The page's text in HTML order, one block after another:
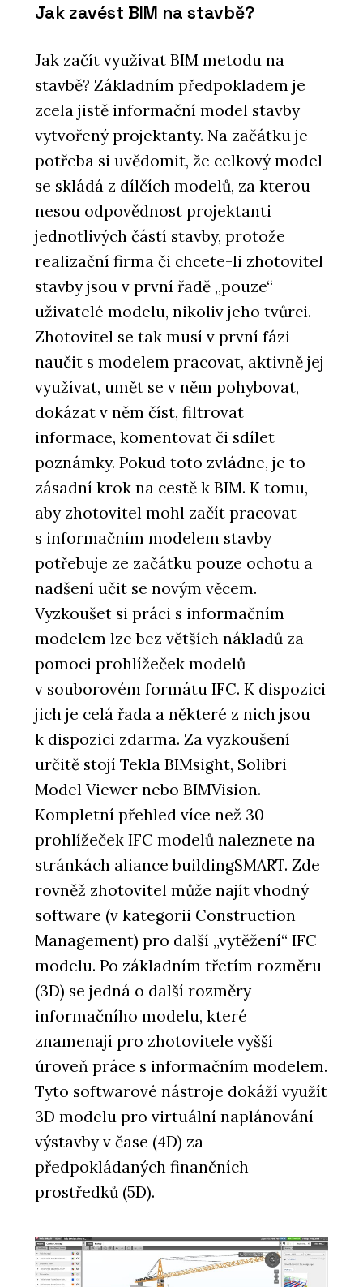
Jak zavést BIM na stavbě?
Jak začít využívat BIM metodu na
stavbě? Základním předpokladem je
zcela jistě informační model stavby
vytvořený projektanty. Na začátku je
potřeba si uvědomit, že celkový model
se skládá z dílčích modelů, za kterou
nesou odpovědnost projektanti
jednotlivých částí stavby, protože
realizační firma či chcete-li zhotovitel
stavby jsou v první řadě „pouze“
uživatelé modelu, nikoliv jeho tvůrci.
Zhotovitel se tak musí v první fázi
naučit s modelem pracovat, aktivně jej
využívat, umět se v něm pohybovat,
dokázat v něm číst, filtrovat
informace, komentovat či sdílet
poznámky. Pokud toto zvládne, je to
zásadní krok na cestě k BIM. K tomu,
aby zhotovitel mohl začít pracovat
s informačním modelem stavby
potřebuje ze začátku pouze ochotu a
nadšení učit se novým věcem.
Vyzkoušet si práci s informačním
modelem lze bez větších nákladů za
pomoci prohlížeček modelů
v souborovém formátu IFC. K dispozici
jich je celá řada a některé z nich jsou
k dispozici zdarma. Za vyzkoušení
určitě stojí Tekla BIMsight, Solibri
Model Viewer nebo BIMVision.
Kompletní přehled více než 30
prohlížeček IFC modelů naleznete na
stránkách aliance buildingSMART. Zde
rovněž zhotovitel může najít vhodný
software (v kategorii Construction
Management) pro další „vytěžení“ IFC
modelu. Po základním třetím rozměru
(3D) se jedná o další rozměry
informačního modelu, které
znamenají pro zhotovitele vyšší
úroveň práce s informačním modelem.
Tyto softwarové nástroje dokáží využít
3D modelu pro virtuální naplánování
výstavby v čase (4D) za
předpokládaných finančních
prostředků (5D).